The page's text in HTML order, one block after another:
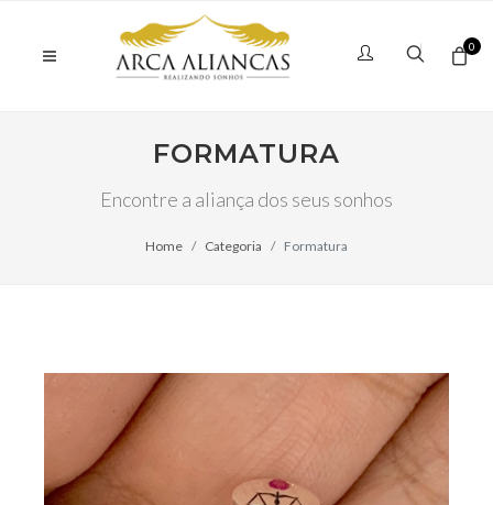
0
FORMATURA
Encontre a aliança dos seus sonhos
Home Categoria Formatura